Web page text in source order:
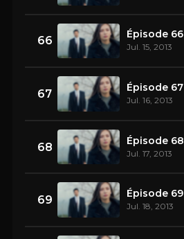
66 Épisode 66
Jul. 15, 2013
67 Épisode 67
Jul. 16, 2013
68 Épisode 68
Jul. 17, 2013
69 Épisode 69
Jul. 18, 2013